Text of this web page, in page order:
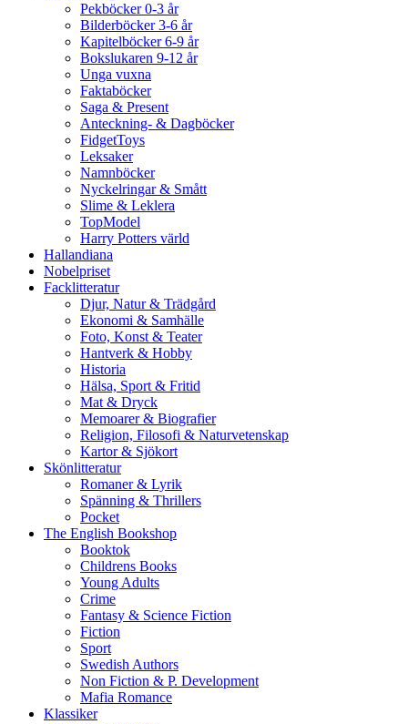
Pekböcker 0-3 år
Bilderböcker 3-6 år
Kapitelböcker 6-9 år
Bokslukaren 9-12 år
Unga vuxna
Faktaböcker
Saga & Present
Anteckning- & Dagböcker
FidgetToys
Leksaker
Namnböcker
Nyckelringar & Smått
Slime & Leklera
TopModel
Harry Potters värld
Hallandiana
Nobelpriset
Facklitteratur
Djur, Natur & Trädgård
Ekonomi & Samhälle
Foto, Konst & Teater
Hantverk & Hobby
Historia
Hälsa, Sport & Fritid
Mat & Dryck
Memoarer & Biografier
Religion, Filosofi & Naturvetenskap
Kartor & Sjökort
Skönlitteratur
Romaner & Lyrik
Spänning & Thrillers
Pocket
The English Bookshop
Booktok
Childrens Books
Young Adults
Crime
Fantasy & Science Fiction
Fiction
Sport
Swedish Authors
Non Fiction & P. Development
Mafia Romance
Klassiker